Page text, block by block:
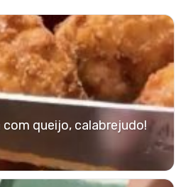
com queijo, calabrejudo!